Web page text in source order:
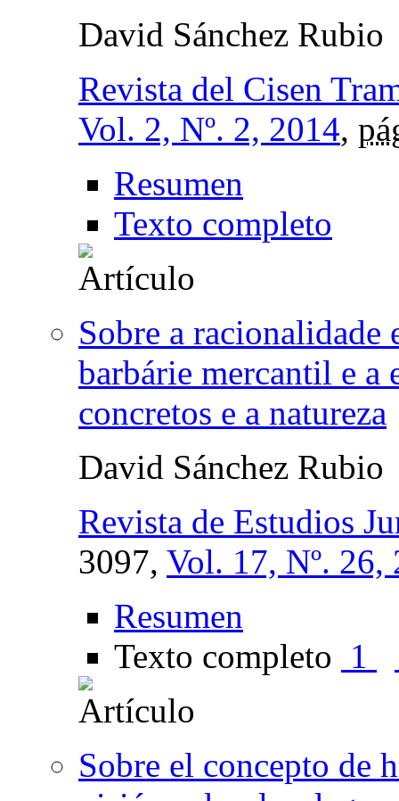
David Sánchez Rubio
Revista del Cisen
Vol. 2, Nº. 2, 2014,
Resumen
Texto completo
Sobre a racionalidade
barbárie mercantil e a
concretos e a natureza
David Sánchez Rubio
Revista de Estudios
3097, Vol. 17, Nº. 26,
Resumen
Texto completo 1
Sobre el concepto de